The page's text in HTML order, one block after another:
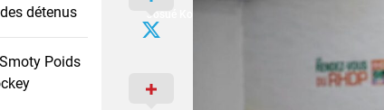
Josué Koffi
détenus
Smoty Poids